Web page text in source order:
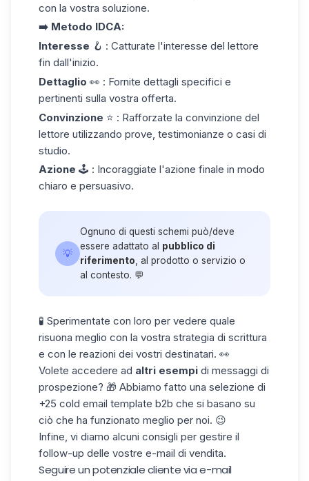
con la vostra soluzione.
➡️ Metodo IDCA:
Interesse 🪝 : Catturate l'interesse del lettore
fin dall'inizio.
Dettaglio 👀 : Fornite dettagli specifici e
pertinenti sulla vostra offerta.
Convinzione ⭐️ : Rafforzate la convinzione del
lettore utilizzando prove, testimonianze o casi di
studio.
Azione 🕹️ : Incoraggiate l'azione finale in modo
chiaro e persuasivo.
💡
Ognuno di questi schemi può/deve
essere adattato al pubblico di
riferimento, al prodotto o servizio o
al contesto. 💬
🧪 Sperimentate con loro per vedere quale
risuona meglio con la vostra strategia di scrittura
e con le reazioni dei vostri destinatari. 👀
Volete accedere ad altri esempi di messaggi di
prospezione? 🎁 Abbiamo fatto una selezione di
+25 cold email template b2b che si basano su
ciò che ha funzionato meglio per noi. 😉
Infine, vi diamo alcuni consigli per gestire il
follow-up delle vostre e-mail di vendita.
Seguire un potenziale cliente via e-mail